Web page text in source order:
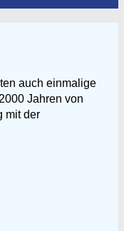
auch einmalige
Jahren von
mit der